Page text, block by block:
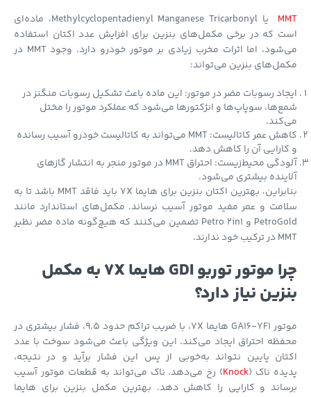
یا Methylcyclopentadienyl Manganese Tricarbonyl، ماده‌ای
که در برخی مکمل‌های بنزین برای افزایش عدد اکتان استفاده
می‌شود، اما اثرات مخرب زیادی بر موتور خودرو دارد. وجود MMT در
بنزین می‌تواند:
رسوبات مضر در موتور: این ماده باعث تشکیل رسوبات منگنز در
سوپاپ‌ها و انژکتورها می‌شود که عملکرد موتور را مختل
کاهش عمر کاتالیست: MMT می‌تواند به کاتالیست خودرو آسیب رسانده
آن را کاهش دهد.
آلودگی محیط‌زیست: احتراق MMT در موتور منجر به انتشار گازهای
بیشتری می‌شود.
بنابراین، بهترین اکتان بنزین برای هایما 7X باید فاقد MMT باشد تا به
و عمر مفید موتور آسیب نرساند. مکمل‌های استاندارد مانند
PetroGold و Petro 2in1 تضمین می‌کنند که هیچ‌گونه ماده مضر نظیر
چرا موتور توربو GDI هایما 7X به مکمل
نیاز دارد؟
موتور GA16-YF1 هایما 7X، با ضریب تراکم حدود 9.5، فشار بیشتری در
احتراق ایجاد می‌کند. این ویژگی باعث می‌شود سوخت با عدد
پایین نتواند به‌خوبی از پس این فشار برآید و در نتیجه،
ناک ( Knock) رخ می‌دهد. ناک می‌تواند به قطعات موتور آسیب
و کارایی را کاهش دهد. بهترین مکمل بنزین برای هایما